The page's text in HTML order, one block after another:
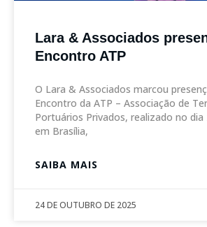
Lara & Associados
Encontro ATP
O Lara & Associados marcou
Encontro da ATP – Associação de
Portuários Privados, realizado no
em Brasília,
SAIBA MAIS
24 DE OUTUBRO DE 2025